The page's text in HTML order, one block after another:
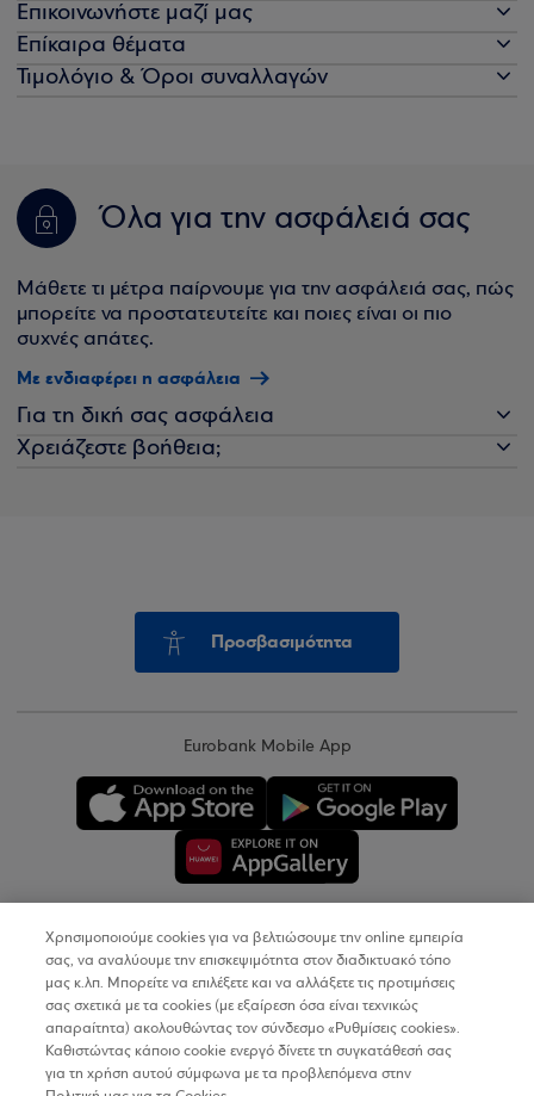
Επικοινωνήστε μαζί μας
Επίκαιρα θέματα
Τιμολόγιο & Όροι συναλλαγών
Όλα για την ασφάλειά σας
Μάθετε τι μέτρα παίρνουμε για την ασφάλειά σας, πώς
μπορείτε να προστατευτείτε και ποιες είναι οι πιο
συχνές απάτες.
Με ενδιαφέρει η ασφάλεια
Για τη δική σας ασφάλεια
Χρειάζεστε βοήθεια;
Προσβασιμότητα
Eurobank Mobile App
Copyright © 2026
Όροι Χρήσης
Προσωπικά Δεδομένα στον Διαδικτυακό Τόπο
Χρησιμοποιούμε cookies για να βελτιώσουμε την online εμπειρία
σας, να αναλύουμε την επισκεψιμότητα στον διαδικτυακό τόπο
μας κ.λπ. Μπορείτε να επιλέξετε και να αλλάξετε τις προτιμήσεις
σας σχετικά με τα cookies (με εξαίρεση όσα είναι τεχνικώς
απαραίτητα) ακολουθώντας τον σύνδεσμο «Ρυθμίσεις cookies».
Καθιστώντας κάποιο cookie ενεργό δίνετε τη συγκατάθεσή σας
για τη χρήση αυτού σύμφωνα με τα προβλεπόμενα στην